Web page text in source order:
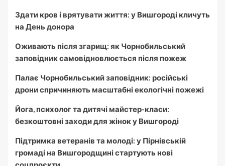
Здати кров і врятувати життя: у Вишгороді кличуть
на День донора
Оживають після згарищ: як Чорнобильський
заповідник самовідновлюється після пожеж
Палає Чорнобильський заповідник: російські
дрони спричиняють масштабні екологічні пожежі
Йога, психолог та дитячі майстер-класи:
безкоштовні заходи для жінок у Вишгороді
Підтримка ветеранів та молоді: у Пірнівській
громаді на Вишгородщині стартують нові